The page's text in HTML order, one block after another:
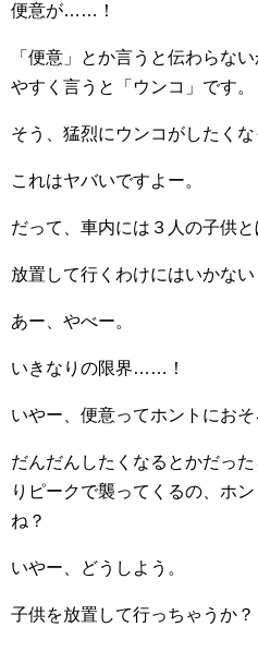
便意が……！
「便意」とか言うと伝わらな
やすく言うと「ウンコ」です。
そう、猛烈にウンコがしたくな
これはヤバいですよー。
だって、車内には３人の子供と
放置して行くわけにはいかない
あー、やべー。
いきなりの限界……！
いやー、便意ってホントにおそ
だんだんしたくなるとかだっ
りピークで襲ってくるの、ホ
ね？
いやー、どうしよう。
子供を放置して行っちゃうか？